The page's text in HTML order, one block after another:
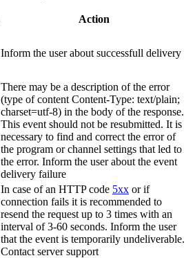
Action
Inform the user about successfull delivery
There may be a description of the error
(type of content Content-Type: text/plain;
charset=utf-8) in the body of the response.
This event should not be resubmitted. It is
necessary to find and correct the error of
the program or channel settings that led to
the error. Inform the user about the event
delivery failure
In case of an HTTP code 5xx or if
connection fails it is recommended to
resend the request up to 3 times with an
interval of 3-60 seconds. Inform the user
that the event is temporarily undeliverable.
Contact server support